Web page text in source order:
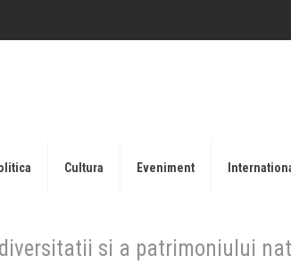
Cultura Eveniment
si a patrimoniului